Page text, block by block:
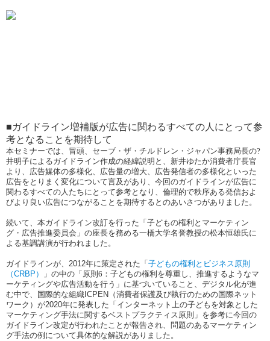
■ガイドライン増補版が広告に関わるすべての人にとって参
考となることを期待して
本セミナーでは、冒頭、セーブ・ザ・チルドレン・ジャパン事務局長の?
井明子によるガイドライン作成の経緯説明と、新井ゆたか消費者庁長官
より、広告媒体の多様化、広告量の増大、広告発信者の多様化といった
広告をとりまく変化について言及があり、今回のガイドラインが広告に
関わるすべての人たちにとって参考となり、倫理的で秩序ある発信およ
びより良い広告につながることを期待するとのあいさつがありました。
続いて、本ガイドライン改訂を行った「子どもの権利とマーケティン
グ・広告推進委員会」の座長を務める一橋大学名誉教授の松本恒雄氏に
よる基調講演が行われました。
ガイドラインが、 2012年に策定された「 子どもの権利とビジネス原則
（CRBP ）
」の中の「原則6：子どもの権利を尊重し、推進するようなマ
ーケティングや広告活動を行う」に基づいていること、デジタル化が進
む中で、国際的な組織 ICPEN （消費者保護及び執行のための国際ネット
ワーク）が2020年に発表した「インターネット上の子どもを対象とした
マーケティング手法に関するベストプラクティス原則」を参考に今回の
ガイドライン改定が行われたことが報告され、問題のあるマーケティン
グ手法の例について具体的な解説がありました。